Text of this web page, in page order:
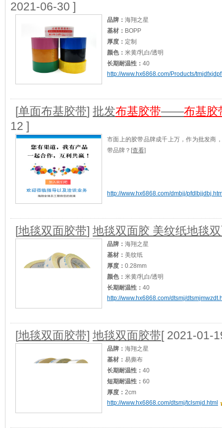
2021-06-30 ]
品牌： 海翔之星
基材： BOPP
厚度： 定制
颜色： 米黄/乳白/透明
长期耐温性： 40
短期耐温性：50
http://www.hx6868.com/Products/
[单面布基胶带] 批发布基胶带——布基胶
12 ]
市面上的胶带品牌成千上万，作为批发商
带品牌？ [查看]
http://www.hx6868.com/dmbjj/
[地毯双面胶带] 地毯双面胶 美纹纸地毯
品牌： 海翔之星
基材： 美纹纸
厚度： 0.28mm
颜色： 米黄/乳白/透明
长期耐温性： 40
短期耐温性：50
http://www.hx6868.com/dtsmj/
[地毯双面胶带] 地毯双面胶带[ 2021-01-
品牌： 海翔之星
基材： 易撕布
长期耐温性： 40
短期耐温性： 60
厚度： 2cm
颜色：乳白、黄色、透明
http://www.hx6868.com/dtsmj/tclsmjd.html